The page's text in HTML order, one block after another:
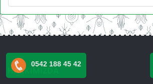
HAKKIMIZDA
0542 188 45 42